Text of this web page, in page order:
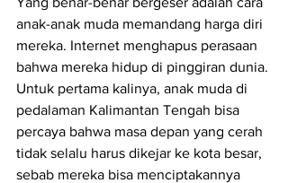
anak-anak muda memandang harga diri
mereka. Internet menghapus perasaan
bahwa mereka hidup di pinggiran dunia.
Untuk pertama kalinya, anak muda di
pedalaman Kalimantan Tengah bisa
percaya bahwa masa depan yang cerah
tidak selalu harus dikejar ke kota besar,
sebab mereka bisa menciptakannya